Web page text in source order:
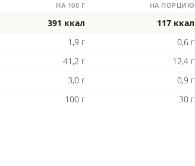
НА 100 Г НА ПОРЦИЮ
391 ккал
117 ккал
1,9 г
0,6 г
41,2 г
12,4 г
3,0 г
0,9 г
100 г 30 г